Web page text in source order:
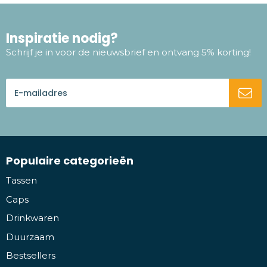
Inspiratie nodig?
Schrijf je in voor de nieuwsbrief en ontvang 5% korting!
Populaire categorieën
Tassen
Caps
Drinkwaren
Duurzaam
Bestsellers